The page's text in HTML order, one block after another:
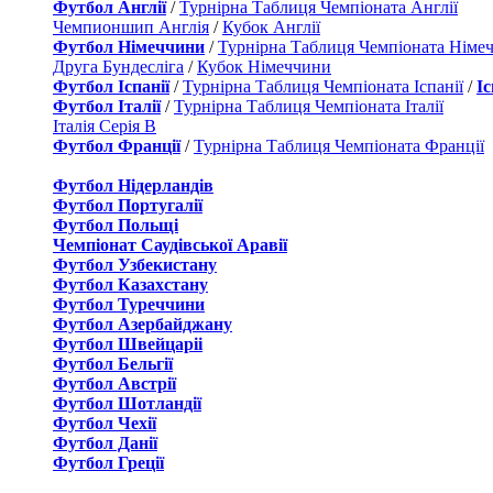
Футбол Англії/Турнірна Таблиця Чемпіоната Англії
Чемпионшип Англія /Кубок Англії
Футбол Німеччини /Турнірна Таблиця Чемпіоната
Друга Бундесліга /Кубок Німеччини
Футбол Іспанії/Турнірна Таблиця Чемпіоната Іспанії/
Футбол Італії/Турнірна Таблиця Чемпіоната Італії
Італія Серія B
Футбол Франції/Турнірна Таблиця Чемпіоната Франції
Футбол Нідерландiв
Футбол Португалії
Футбол Польщі
Чемпіонат Саудівської Аравії
Футбол Узбекистану
Футбол Казахстану
Футбол Туреччини
Футбол Азербайджану
Футбол Швейцаріі
Футбол Бельгії
Футбол Австрії
Футбол Шотландії
Футбол Чехії
Футбол Данії
Футбол Греції